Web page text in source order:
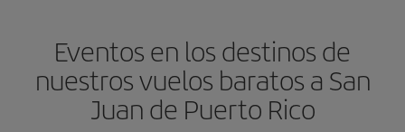
Eventos en los destinos de
nuestros vuelos baratos a San
Juan de Puerto Rico